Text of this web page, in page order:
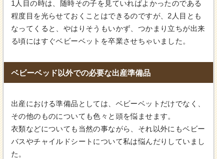
1人目の時は、随時その子を見ていればよかったのである
程度目を光らせておくことはできるのですが、2人目とも
なってくると、やはりそうもいかず、つかまり立ちが出来
る頃にはすぐベビーベットを卒業させちゃいました。
ベビーベッド以外での必要な出産準備品
出産における準備品としては、ベビーベットだけでなく、
その他のものについても色々と頭を悩ませます。
衣類などについても当然の事ながら、それ以外にもベビー
バスやチャイルドシートについて私は悩んだりしていまし
た。